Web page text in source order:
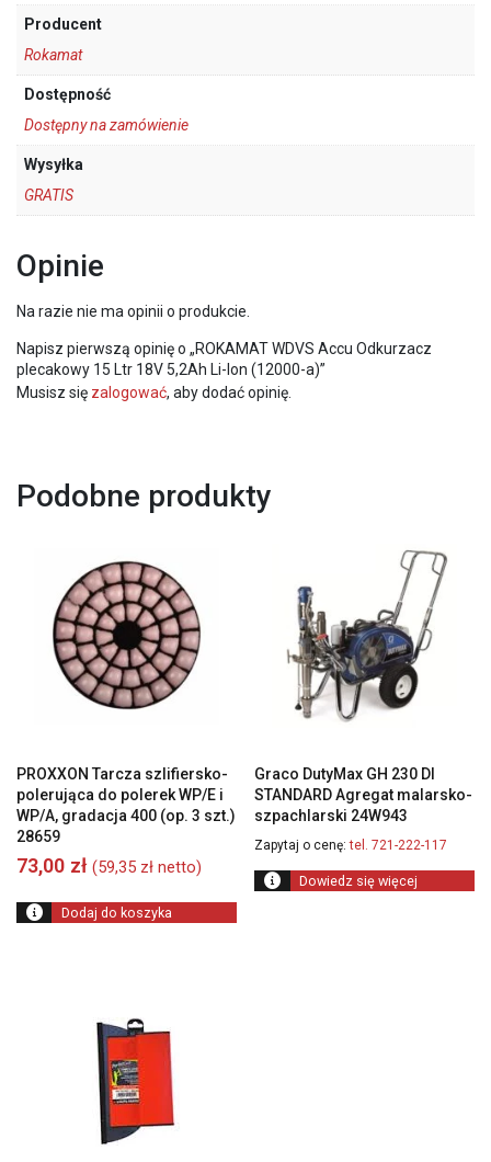
Producent
Rokamat
Dostępność
Dostępny na zamówienie
Wysyłka
GRATIS
Opinie
Na razie nie ma opinii o produkcie.
Napisz pierwszą opinię o „ROKAMAT WDVS Accu Odkurzacz
plecakowy 15 Ltr 18V 5,2Ah Li-Ion (12000-a)”
Musisz się zalogować, aby dodać opinię.
Podobne produkty
PROXXON Tarcza szlifiersko-
polerująca do polerek WP/E i
WP/A, gradacja 400 (op. 3 szt.)
28659
73,00 zł (59,35 zł netto)
Dodaj do koszyka
Graco DutyMax GH 230 DI
STANDARD Agregat malarsko-
szpachlarski 24W943
Zapytaj o cenę: tel. 721-222-117
Dowiedz się więcej